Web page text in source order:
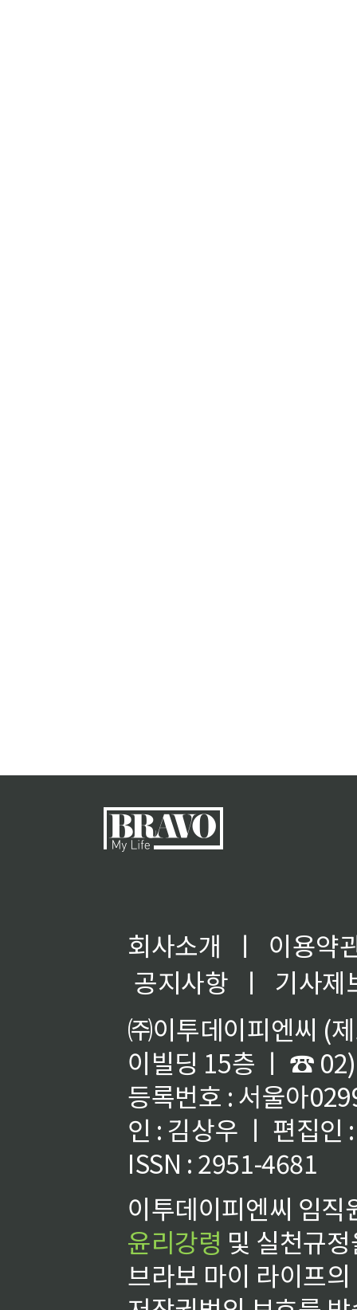
회사소개 ㅣ
이용약
공지사항
ㅣ
기사제
㈜이투데이피엔씨 (
이빌딩 15층 ㅣ ☎
등록번호 : 서울아
인 : 김상우 ㅣ 편집인
ISSN : 2951-4681
이투데이피엔씨 임
윤리강령 및 실천규
브라보 마이 라이프